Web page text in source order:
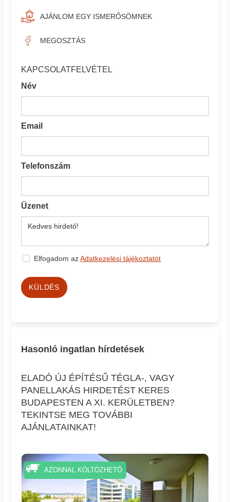
AJÁNLOM EGY ISMERŐSÖMNEK
MEGOSZTÁS
KAPCSOLATFELVÉTEL
Név
Email
Telefonszám
Üzenet
Elfogadom azAdatkezelési tájékoztatót
KÜLDÉS
Hasonló ingatlan hírdetések
ELADÓ ÚJ ÉPÍTÉSŰ TÉGLA-, VAGY
PANELLAKÁS HIRDETÉST KERES
BUDAPESTEN A XI. KERÜLETBEN?
TEKINTSE MEG TOVÁBBI
AJÁNLATAINKAT!
AZONNAL KÖLTÖZHETŐ